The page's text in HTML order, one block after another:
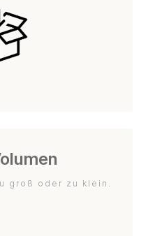
groß oder zu klein.